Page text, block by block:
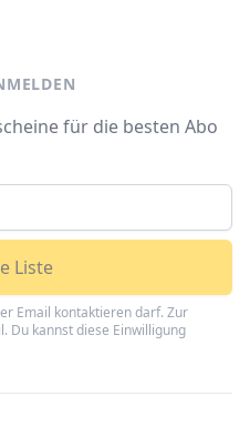
für die besten Abo
Liste
Email kontaktieren darf. Zur
Du kannst diese Einwilligung